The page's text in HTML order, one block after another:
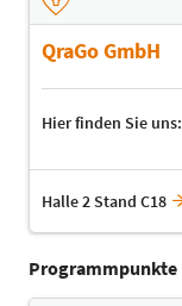
QraGo GmbH
Hier finden Sie uns:
Halle 2 Stand C18
Programmpunkte